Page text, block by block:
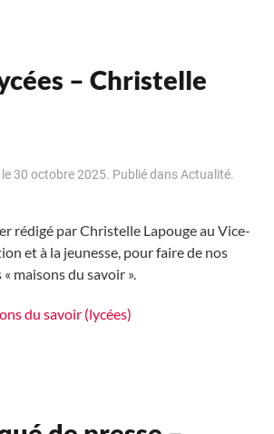
– Christelle
le 30 octobre 2025. Publié dansActualité.
rédigé par Christelle Lapouge au Vice-
et à la jeunesse, pour faire de nos
maisons du savoir ».
du savoir (lycées)